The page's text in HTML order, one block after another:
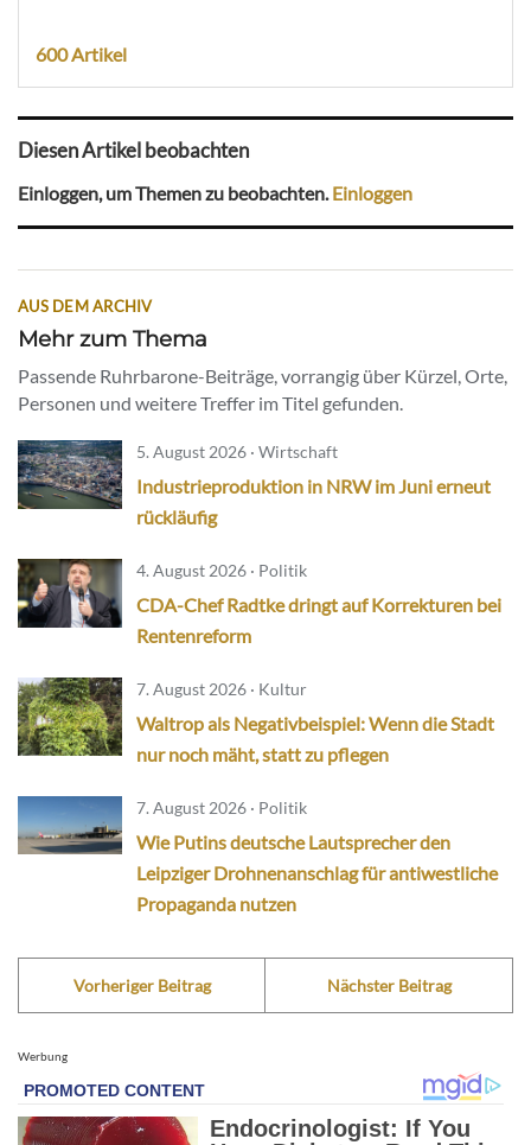
600 Artikel
Diesen Artikel beobachten
Einloggen, um Themen zu beobachten.Einloggen
AUS DEM ARCHIV
Mehr zum Thema
Passende Ruhrbarone-Beiträge, vorrangig über Kürzel, Orte,
Personen und weitere Treffer im Titel gefunden.
5. August 2026 · Wirtschaft
Industrieproduktion in NRW im Juni erneut
rückläufig
4. August 2026 · Politik
CDA-Chef Radtke dringt auf Korrekturen bei
Rentenreform
7. August 2026 · Kultur
Waltrop als Negativbeispiel: Wenn die Stadt
nur noch mäht, statt zu pflegen
7. August 2026 · Politik
Wie Putins deutsche Lautsprecher den
Leipziger Drohnenanschlag für antiwestliche
Propaganda nutzen
Vorheriger Beitrag Nächster Beitrag
Werbung